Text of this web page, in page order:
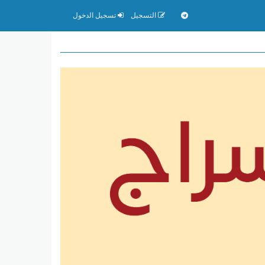
التسجيل تسجيل الدخول